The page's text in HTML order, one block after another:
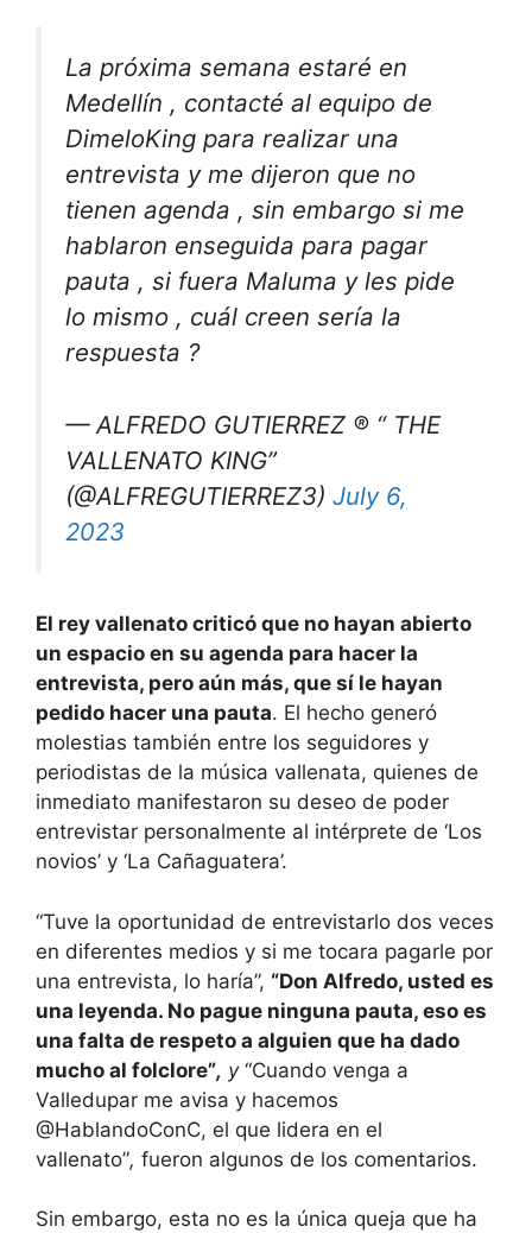
La próxima semana estaré en
Medellín , contacté al equipo de
DimeloKing para realizar una
entrevista y me dijeron que no
tienen agenda , sin embargo si me
hablaron enseguida para pagar
pauta , si fuera Maluma y les pide
lo mismo , cuál creen sería la
respuesta ?
— ALFREDO GUTIERREZ ® “ THE
VALLENATO KING”
(@ALFREGUTIERREZ3) July 6,
2023
El rey vallenato criticó que no hayan abierto
un espacio en su agenda para hacer la
entrevista, pero aún más, que sí le hayan
pedido hacer una pauta. El hecho generó
molestias también entre los seguidores y
periodistas de la música vallenata, quienes de
inmediato manifestaron su deseo de poder
entrevistar personalmente al intérprete de ‘Los
novios’ y ‘La Cañaguatera’.
“Tuve la oportunidad de entrevistarlo dos veces
en diferentes medios y si me tocara pagarle por
una entrevista, lo haría”, “Don Alfredo, usted es
una leyenda. No pague ninguna pauta, eso es
una falta de respeto a alguien que ha dado
mucho al folclore”, y “Cuando venga a
Valledupar me avisa y hacemos
@HablandoConC, el que lidera en el
vallenato”, fueron algunos de los comentarios.
Sin embargo, esta no es la única queja que ha